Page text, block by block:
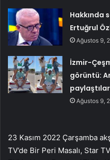
Hakkında
Ertuğrul
Ağustos 9,
İzmir-
görüntü:
paylaştılar
Ağustos 9,
23 Kasım 2022 Çarşamba
TV’de Bir Peri Masalı, Star